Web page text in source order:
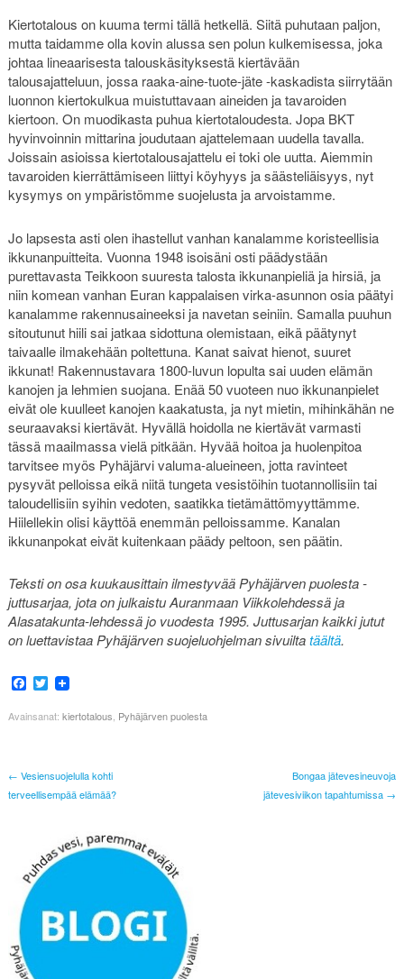
Kiertotalous on kuuma termi tällä hetkellä. Siitä puhutaan paljon,
mutta taidamme olla kovin alussa sen polun kulkemisessa, joka
johtaa lineaarisesta talouskäsityksestä kiertävään
talousajatteluun, jossa raaka-aine-tuote-jäte -kaskadista siirrytään
luonnon kiertokulkua muistuttavaan aineiden ja tavaroiden
kiertoon. On muodikasta puhua kiertotaloudesta. Jopa BKT
hyvinvoinnin mittarina joudutaan ajattelemaan uudella tavalla.
Joissain asioissa kiertotalousajattelu ei toki ole uutta. Aiemmin
tavaroiden kierrättämiseen liittyi köyhyys ja säästeliäisyys, nyt
kysymys on ympäristömme suojelusta ja arvoistamme.
Jo lapsesta asti olen ihastellut vanhan kanalamme koristeellisia
ikkunanpuitteita. Vuonna 1948 isoisäni osti päädystään
purettavasta Teikkoon suuresta talosta ikkunanpieliä ja hirsiä, ja
niin komean vanhan Euran kappalaisen virka-asunnon osia päätyi
kanalamme rakennusaineeksi ja navetan seiniin. Samalla puuhun
sitoutunut hiili sai jatkaa sidottuna olemistaan, eikä päätynyt
taivaalle ilmakehään poltettuna. Kanat saivat hienot, suuret
ikkunat! Rakennustavara 1800-luvun lopulta sai uuden elämän
kanojen ja lehmien suojana. Enää 50 vuoteen nuo ikkunanpielet
eivät ole kuulleet kanojen kaakatusta, ja nyt mietin, mihinkähän ne
seuraavaksi kiertävät. Hyvällä hoidolla ne kiertävät varmasti
tässä maailmassa vielä pitkään. Hyvää hoitoa ja huolenpitoa
tarvitsee myös Pyhäjärvi valuma-alueineen, jotta ravinteet
pysyvät pelloissa eikä niitä tungeta vesistöihin tuotannollisiin tai
taloudellisiin syihin vedoten, saatikka tietämättömyyttämme.
Hiilellekin olisi käyttöä enemmän pelloissamme. Kanalan
ikkunanpokat eivät kuitenkaan päädy peltoon, sen päätin.
Teksti on osa kuukausittain ilmestyvää Pyhäjärven puolesta -
juttusarjaa, jota on julkaistu Auranmaan Viikkolehdessä ja
Alasatakunta-lehdessä jo vuodesta 1995. Juttusarjan kaikki jutut
on luettavistaa Pyhäjärven suojeluohjelman sivuiltatäältä.
Facebook
Twitter
Avainsanat: kiertotalous Pyhäjärven puolesta
← Vesiensuojelulla kohti
terveellisempää elämää?
Bongaa jätevesineuvoja
jätevesiviikon tapahtumissa →